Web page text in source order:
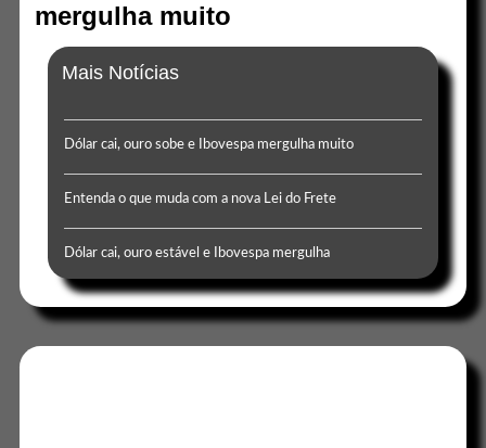
mergulha muito
Mais Notícias
Dólar cai, ouro sobe e Ibovespa mergulha muito
Entenda o que muda com a nova Lei do Frete
Dólar cai, ouro estável e Ibovespa mergulha